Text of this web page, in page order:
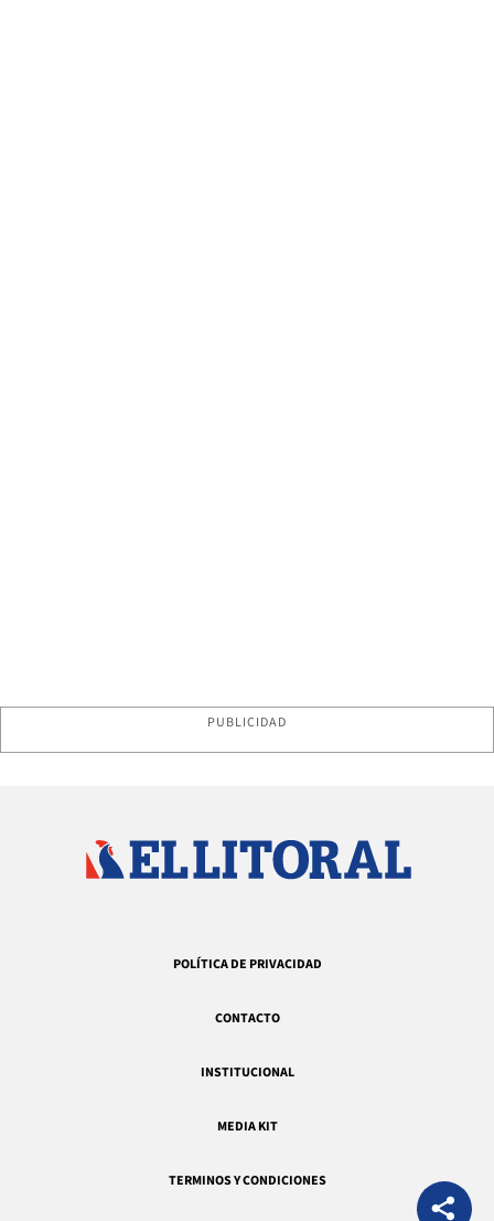
PUBLICIDAD
POLÍTICA DE PRIVACIDAD
CONTACTO
INSTITUCIONAL
MEDIA KIT
TERMINOS Y CONDICIONES